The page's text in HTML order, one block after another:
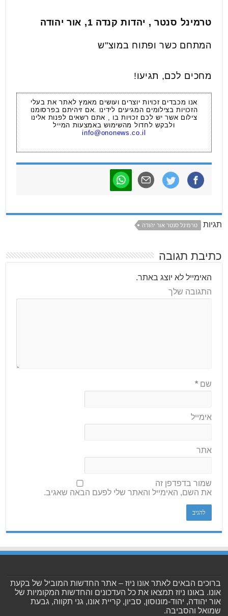
טרמינל סנטר , יהדות קנדה 1, אור יהודה
המתחם כשר ופתוח במוצ"ש
מחכים לכם, תגיעו!
אנו מכבדים זכויות יוצרים ועושים מאמץ לאתר את בעלי
הזכויות בצילומים המגיעים לידינו .אם זיהיתם בפרסומנו
צילום אשר יש לכם זכויות בו , אתם רשאים לפנות אלינו
ולבקש לחדול מהשימוש באמצעות המייל
info@ononews.co.il
תגיות טרמינל סנטר אור יהודה
כתיבת תגובה
האימייל לא יוצג באתר.
התגובה שלך
שם*
אימייל
אתר
שמור בדפדפן זה
את השם, האימייל והאתר שלי לפעם הבאה שאגיב.
ברוכים הבאים לאתר אונו ניוז – אתר החדשות המוביל של בקעת
אונו. באונו ניוז תמצאו את כל העדכונים והחדשות המקומיות של
אור יהודה, יהוד-מונוסון, סביון, קריית אונו, גני תקווה, גבעת
שמואל והסביבה.